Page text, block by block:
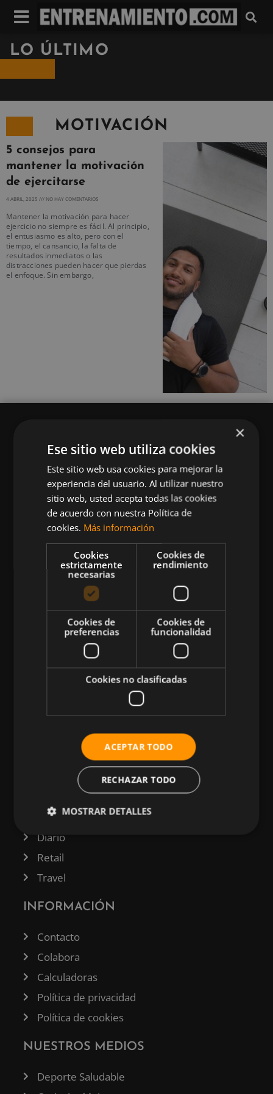
LO ÚLTIMO
MOTIVACIÓN
5 consejos para
mantener la motivación
de ejercitarse
4 ABRIL, 2025 NO HAY COMENTARIOS
Mantener la motivación para hacer
ejercicio no siempre es fácil. Al principio,
el entusiasmo es alto, pero con el
tiempo, el cansancio, la falta de
resultados inmediatos o las
distracciones pueden hacer que pierdas
el enfoque. Sin embargo,
Queremos mantenerte al día en temas de
deportes, fitness, nutrición, salud, recetas
saludables y tecnología aplicada al deporte y la
vida sana.
CATEGORÍAS
Atletismo
Musculación
Más Deportes
Tecnología
Diario
Retail
Travel
INFORMACIÓN
Contacto
Colabora
Calculadoras
Política de privacidad
Política de cookies
NUESTROS MEDIOS
Deporte Saludable
×
Ese sitio web utiliza cookies
Este sitio web usa cookies para mejorar la
experiencia del usuario. Al utilizar nuestro
sitio web, usted acepta todas las cookies
de acuerdo con nuestra Política de
cookies. Más información
Cookies
estrictamente
necesarias
Cookies de
rendimiento
Cookies de
preferencias
Cookies de
funcionalidad
Cookies no clasificadas
ACEPTAR TODO
RECHAZAR TODO
MOSTRAR DETALLES